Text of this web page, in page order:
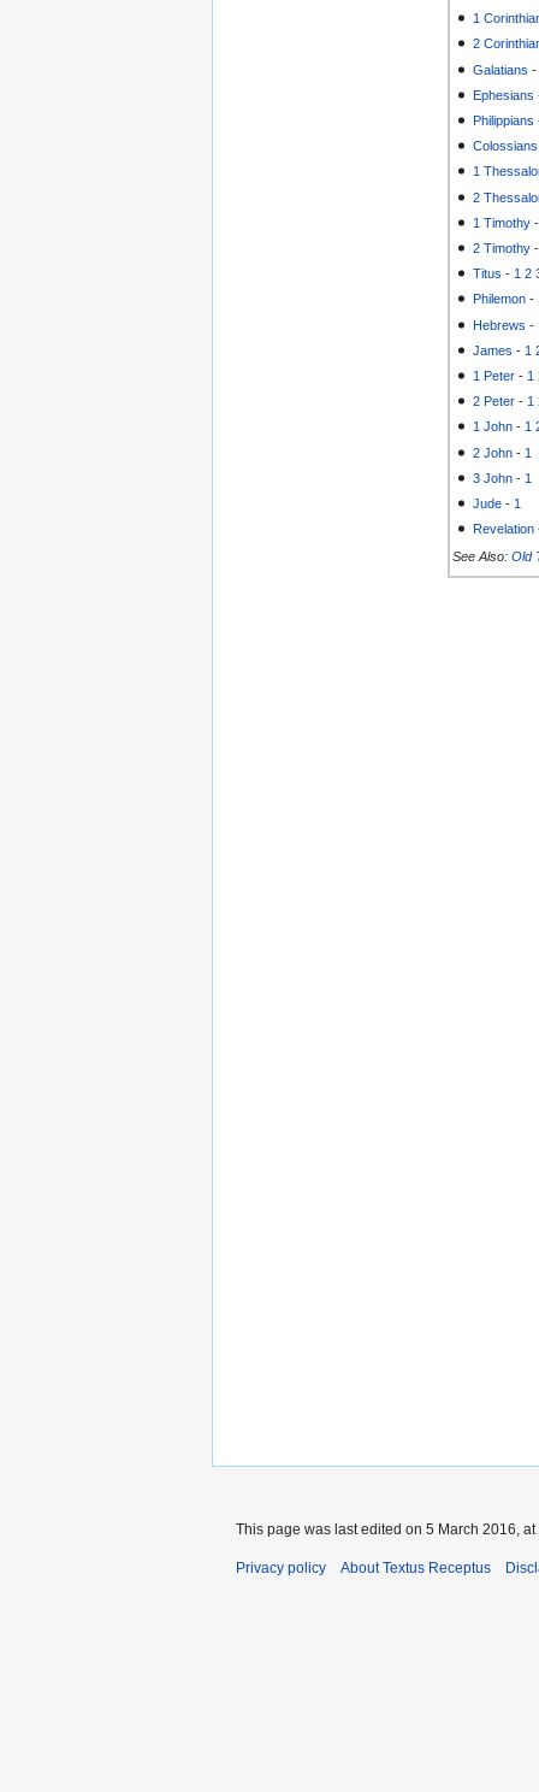
1
2
Galatians
Ephesians
Philippians
Colossians
1
2
1 Timothy
2 Timothy
Titus - 1 2
Philemon -
Hebrews -
James - 1
1 Peter - 1
2 Peter - 1
1 John -1
2 John - 1
3 John - 1
Jude - 1
Revelation
See Also: Old
This page was last edited on 5 March 2016, at
Privacy policy About Textus Receptus